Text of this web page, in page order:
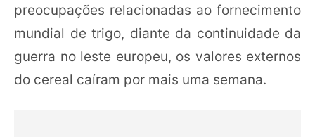
preocupações relacionadas ao fornecimento
mundial de trigo, diante da continuidade da
guerra no leste europeu, os valores externos
do cereal caíram por mais uma semana.